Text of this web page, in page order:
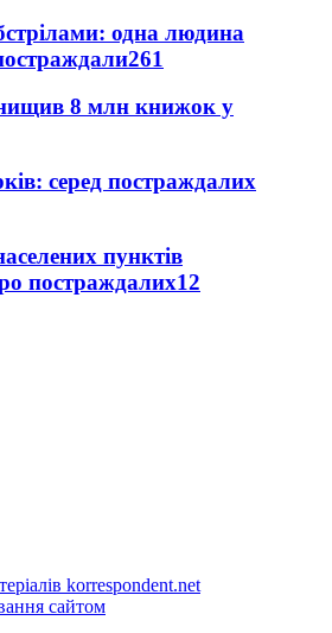
одна людина
261
8 млн книжок у
серед постраждалих
пунктів
постраждалих12
korrespondent.net
сайтом